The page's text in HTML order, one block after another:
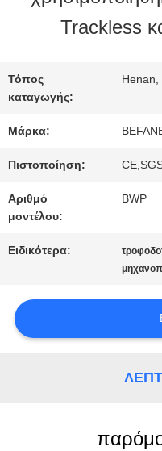
ΠΟΙΟΤΙΚΌΣ
ΈΛΕΓΧΟΣ
ΜΑΣ
ΕΛΆΤΕ
ΣΕ
ΕΠΑΦΉ
ΕΙΔΉΣΕΙΣ
Trackless
Τόπος
καταγωγής:
Henan,
Μάρκα:
Πιστοποίηση:
Αριθμό
μοντέλου:
BWP
Ειδικότερα: